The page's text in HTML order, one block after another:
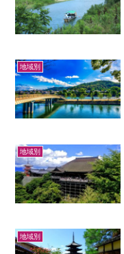
地域別
地域別
地域別